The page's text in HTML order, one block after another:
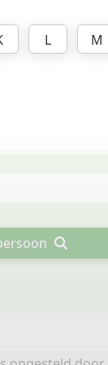
L M